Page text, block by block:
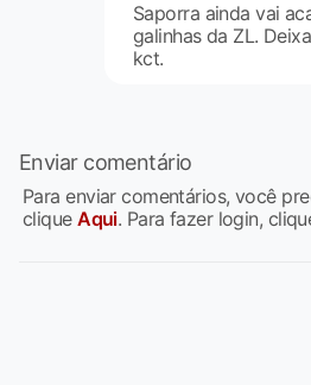
Saporra ainda vai
galinhas da ZL.
kct.
Enviar comentário
Para enviar comentários, você
cliqueAqui. Para fazer login,